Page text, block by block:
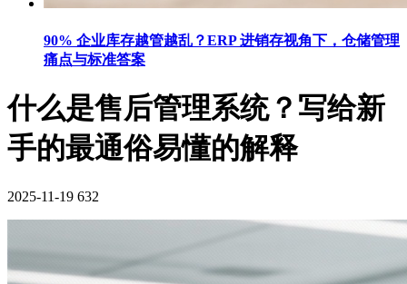
90% 企业库存越管越乱？ERP 进销存视角下，仓储管理
痛点与标准答案
什么是售后管理系统？写给新
手的最通俗易懂的解释
2025-11-19 632